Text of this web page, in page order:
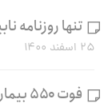
تنها روزنامه
۲۵ اسفند ۱۴۰۰
فوت ۵۵۰ بیمار تالاسمی در سه سال اخیر